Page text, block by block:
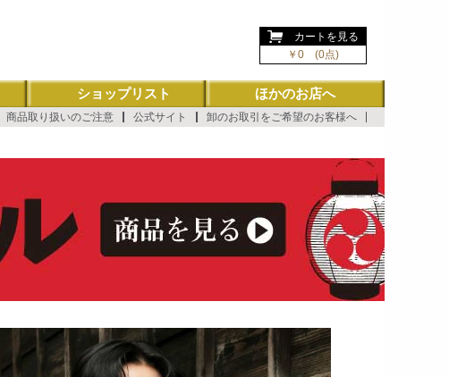
カートを見る
￥0 (0点)
ショップリスト ほかのお店へ
卸のお取引をご希望のお客様へ
公式サイト
商品取り扱いのご注意